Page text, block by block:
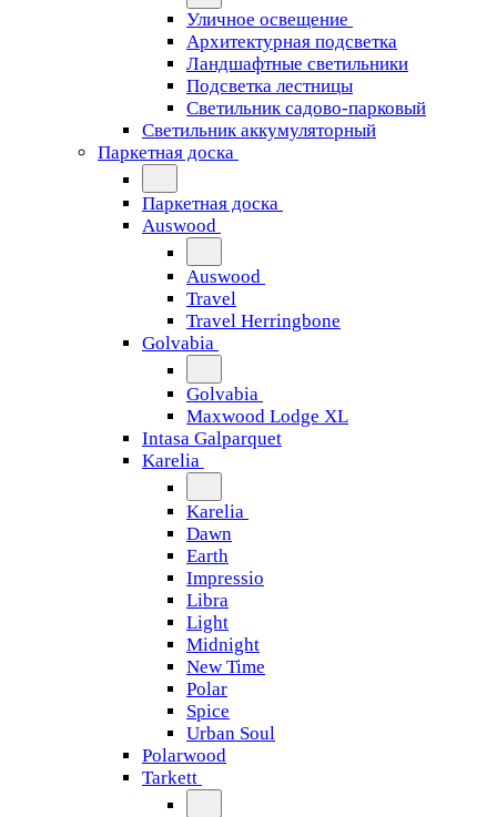
Уличное освещение
Архитектурная подсветка
Ландшафтные светильники
Подсветка лестницы
Светильник садово-парковый
Светильник аккумуляторный
Паркетная доска
Паркетная доска
Auswood
Auswood
Travel
Travel Herringbone
Golvabia
Golvabia
Maxwood Lodge XL
Intasa Galparquet
Karelia
Karelia
Dawn
Earth
Impressio
Libra
Light
Midnight
New Time
Polar
Spice
Urban Soul
Polarwood
Tarkett